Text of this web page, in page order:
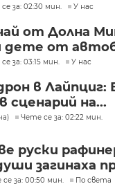
за: 02:30 мин. У нас
от Долна
дете от
за: 03:15 мин. У нас
в Лайпциг:
сценарий на...
Чете се за: 02:22 мин.
руски
загинаха
за: 00:50 мин. По света